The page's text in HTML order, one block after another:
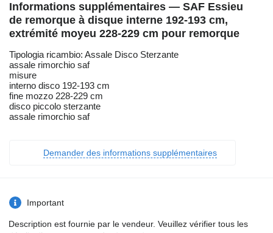
Informations supplémentaires — SAF Essieu
de remorque à disque interne 192-193 cm,
extrémité moyeu 228-229 cm pour remorque
Tipologia ricambio: Assale Disco Sterzante
assale rimorchio saf
misure
interno disco 192-193 cm
fine mozzo 228-229 cm
disco piccolo sterzante
assale rimorchio saf
Demander des informations supplémentaires
Important
Description est fournie par le vendeur. Veuillez vérifier tous les